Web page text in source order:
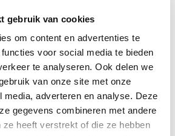
gebruik van cookies
om content en advertenties te
voor social media te bieden
te analyseren. Ook delen we
van onze site met onze
media, adverteren en analyse. Deze
gegevens combineren met andere
ze heeft verstrekt of die ze hebben
vrijblijvende offerte aan voor